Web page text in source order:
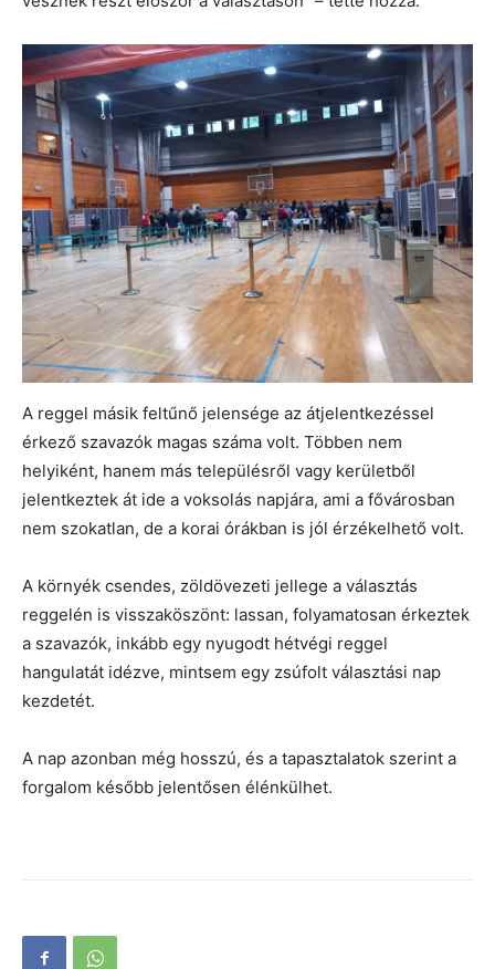
A reggel másik feltűnő jelensége az átjelentkezéssel
érkező szavazók magas száma volt. Többen nem
helyiként, hanem más településről vagy kerületből
jelentkeztek át ide a voksolás napjára, ami a fővárosban
nem szokatlan, de a korai órákban is jól érzékelhető volt.
A környék csendes, zöldövezeti jellege a választás
reggelén is visszaköszönt: lassan, folyamatosan érkeztek
a szavazók, inkább egy nyugodt hétvégi reggel
hangulatát idézve, mintsem egy zsúfolt választási nap
kezdetét.
A nap azonban még hosszú, és a tapasztalatok szerint a
forgalom később jelentősen élénkülhet.